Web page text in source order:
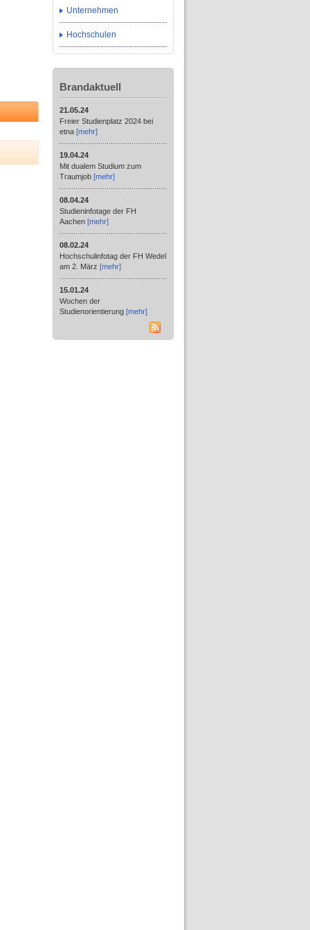
Unternehmen
Hochschulen
Brandaktuell
21.05.24
Freier Studienplatz 2024 bei
etna [mehr]
19.04.24
Mit dualem Studium zum
Traumjob [mehr]
08.04.24
Studieninfotage der FH
Aachen [mehr]
08.02.24
Hochschulinfotag der FH Wedel
am 2. März [mehr]
15.01.24
Wochen der
Studienorientierung [mehr]